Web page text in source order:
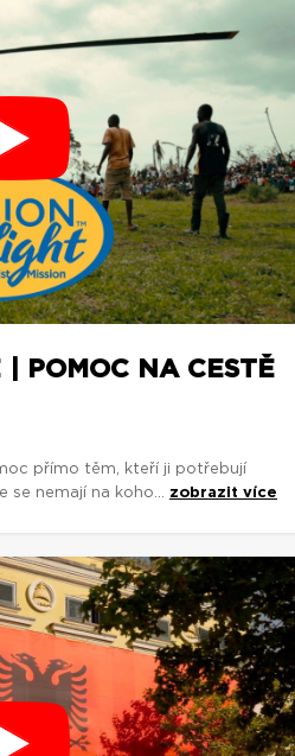
POMOC NA CESTĚ
přímo těm, kteří ji potřebují
se nemají na koho... zobrazit více